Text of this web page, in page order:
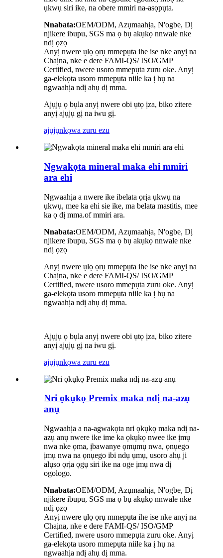
ụkwụ siri ike, na obere mmiri na-asọpụta.
Nnabata:OEM/ODM, Azụmaahịa, N'ogbe, Dị
njikere ibupu, SGS ma ọ bụ akụkọ nnwale nke
ndị ọzọ
Anyị nwere ụlọ ọrụ mmepụta ihe ise nke anyị na
Chaịna, nke e dere FAMI-QS/ ISO/GMP
Certified, nwere usoro mmepụta zuru oke. Anyị
ga-elekọta usoro mmepụta niile ka ị hụ na
ngwaahịa ndị ahụ dị mma.
Ajụjụ ọ bụla anyị nwere obi ụtọ ịza, biko zitere
anyị ajụjụ gị na iwu gị.
ajụjụnkọwa zuru ezu
Ngwakọta mineral maka ehi mmiri
ara ehi
Ngwaahịa a nwere ike ibelata ọrịa ụkwụ na
ụkwụ, mee ka ehi sie ike, ma belata mastitis, mee
ka ọ dị mma.ofmmiri ara.
Nnabata:OEM/ODM, Azụmaahịa, N'ogbe, Dị
njikere ibupu, SGS ma ọ bụ akụkọ nnwale nke
ndị ọzọ
Anyị nwere ụlọ ọrụ mmepụta ihe ise nke anyị na
Chaịna, nke e dere FAMI-QS/ ISO/GMP
Certified, nwere usoro mmepụta zuru oke. Anyị
ga-elekọta usoro mmepụta niile ka ị hụ na
ngwaahịa ndị ahụ dị mma.
Ajụjụ ọ bụla anyị nwere obi ụtọ ịza, biko zitere
anyị ajụjụ gị na iwu gị.
ajụjụnkọwa zuru ezu
Nri ọkụkọ Premix maka ndị na-azụ
anụ
Ngwaahịa a na-agwakọta nri ọkụkọ maka ndị na-
azụ anụ nwere ike ime ka ọkụkọ nwee ike ịmụ
nwa nke ọma, ịbawanye ọmụmụ nwa, ọnụego
ịmụ nwa na ọnụego ibi ndụ ụmụ, usoro ahụ ji
alụso ọrịa ọgụ siri ike na oge ịmụ nwa dị
ogologo.
Nnabata:OEM/ODM, Azụmaahịa, N'ogbe, Dị
njikere ibupu, SGS ma ọ bụ akụkọ nnwale nke
ndị ọzọ
Anyị nwere ụlọ ọrụ mmepụta ihe ise nke anyị na
Chaịna, nke e dere FAMI-QS/ ISO/GMP
Certified, nwere usoro mmepụta zuru oke. Anyị
ga-elekọta usoro mmepụta niile ka ị hụ na
ngwaahịa ndị ahụ dị mma.